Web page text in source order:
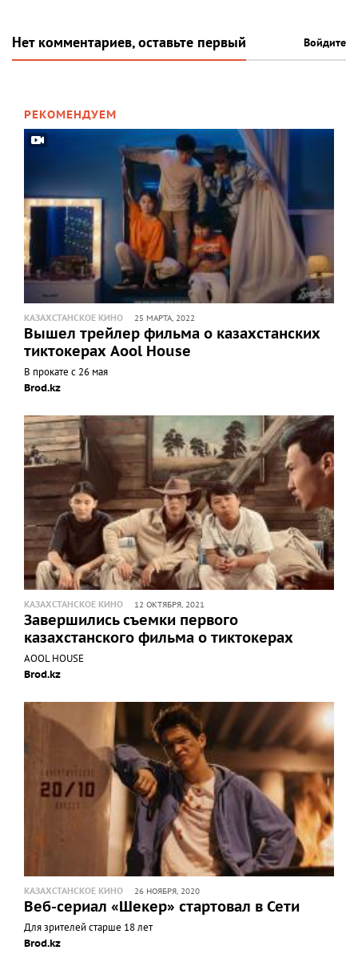
Нет комментариев, оставьте первый Войдите
РЕКОМЕНДУЕМ
КАЗАХСТАНСКОЕ КИНО 25 МАРТА, 2022
Вышел трейлер фильма о казахстанских
тиктокерах Aool House
В прокате с 26 мая
Brod.kz
КАЗАХСТАНСКОЕ КИНО 12 ОКТЯБРЯ, 2021
Завершились съемки первого
казахстанского фильма о тиктокерах
AOOL HOUSE
Brod.kz
КАЗАХСТАНСКОЕ КИНО 26 НОЯБРЯ, 2020
Веб-сериал «Шекер» стартовал в Сети
Для зрителей старше 18 лет
Brod.kz